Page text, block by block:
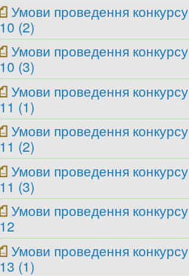
Умови проведення конкурсу
10 (2)
Умови проведення конкурсу
10 (3)
Умови проведення конкурсу
11 (1)
Умови проведення конкурсу
11 (2)
Умови проведення конкурсу
11 (3)
Умови проведення конкурсу
12
Умови проведення конкурсу
13 (1)